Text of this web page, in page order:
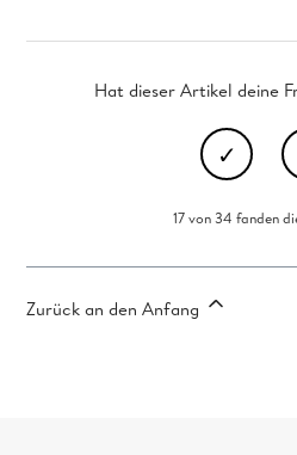
Hat dieser Artikel deine
17 von 34 fanden
Zurück an den Anfang